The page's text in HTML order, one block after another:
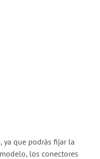
ya que podrás fijar la
los conectores